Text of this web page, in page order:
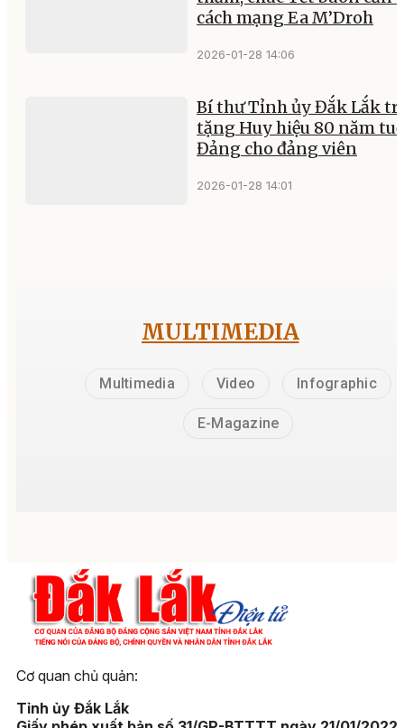
cách mạng Ea M’Droh
2026-01-28 14:06
Bí thư Tỉnh ủy Đắk Lắk
tặng Huy hiệu 80 năm
Đảng cho đảng viên
2026-01-28 14:01
MULTIMEDIA
Multimedia Video Infographic
E-Magazine
Cơ quan chủ quản:
Tỉnh ủy Đắk Lắk